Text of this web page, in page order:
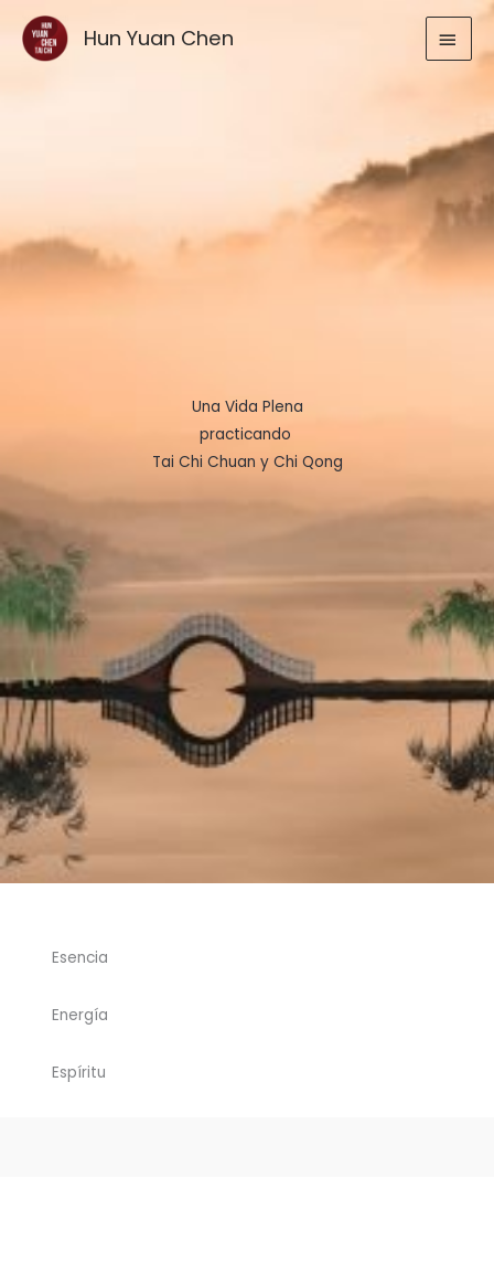
contenido
Hun Yuan Chen
Una Vida Plena
practicando
Tai Chi Chuan y Chi Qong
Esencia
Energía
Espíritu